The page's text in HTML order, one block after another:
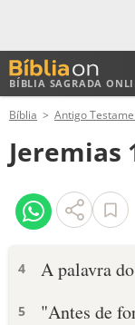
BÍBLIA SAGRADA
ANTIGO
NOVO
VERSÍCULOS
PALAVRA DO DIA
Bíblia Antigo
Jeremias
4 A palavra
5
"Antes de